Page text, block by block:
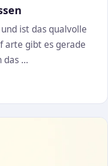
ist das qualvolle
arte gibt es gerade
das …